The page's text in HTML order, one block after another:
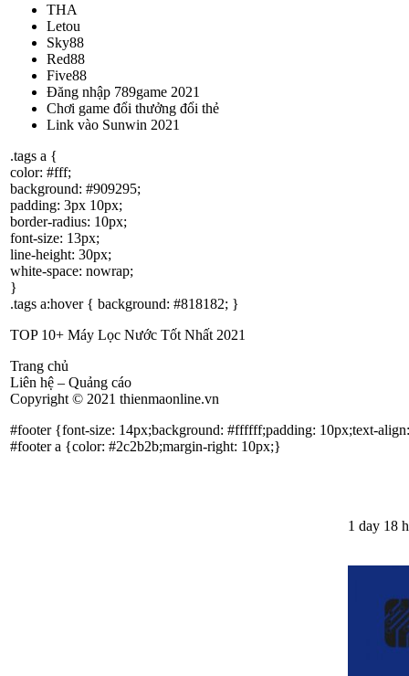
THA
Letou
Sky88
Red88
Five88
Đăng nhập 789game 2021
Chơi game đổi thưởng đổi thẻ
Link vào Sunwin 2021
.tags a {
color: #fff;
background: #909295;
padding: 3px 10px;
border-radius: 10px;
font-size: 13px;
line-height: 30px;
white-space: nowrap;
}
.tags a:hover { background: #818182; }
TOP 10+ Máy Lọc Nước Tốt Nhất 2021
Trang chủ
Liên hệ – Quảng cáo
Copyright © 2021 thienmaonline.vn
#footer {font-size: 14px;background: #ffffff;padding: 10px;text-
#footer a {color: #2c2b2b;margin-right: 10px;}
1 day 18